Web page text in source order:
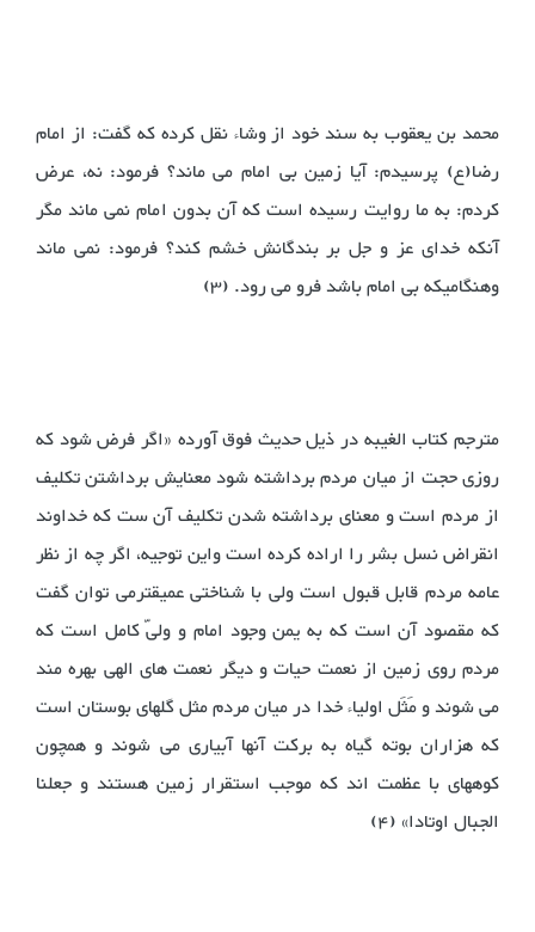
محمد بن یعقوب به سند خود از وشاء نقل کرده که گفت: از امام
رضا(ع) پرسیدم: آیا زمین بی امام می ماند؟ فرمود: نه، عرض
کردم: به ما روایت رسیده است که آن بدون امام نمی ماند مگر
آنکه خدای عز و جل بر بندگانش خشم کند؟ فرمود: نمی ماند
وهنگامیکه بی امام باشد فرو می رود. (3)
مترجم کتاب الغیبه در ذیل حدیث فوق آورده «اگر فرض شود که
روزی حجت از میان مردم برداشته شود معنایش برداشتن تکلیف
از مردم است و معنای برداشته شدن تکلیف آن ست که خداوند
انقراض نسل بشر را اراده کرده است واین توجیه، اگر چه از نظر
عامه مردم قابل قبول است ولی با شناختی عمیقترمی توان گفت
که مقصود آن است که به یمن وجود امام و ولیّ کامل است که
مردم روی زمین از نعمت حیات و دیگر نعمت های الهی بهره مند
می شوند و مَثَل اولیاء خدا در میان مردم مثل گلهای بوستان است
که هزاران بوته گیاه به برکت آنها آبیاری می شوند و همچون
کوههای با عظمت اند که موجب استقرار زمین هستند و جعلنا
الجبال اوتادا» (4)